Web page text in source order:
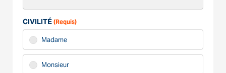
CIVILITÉ (Requis)
Madame
Monsieur